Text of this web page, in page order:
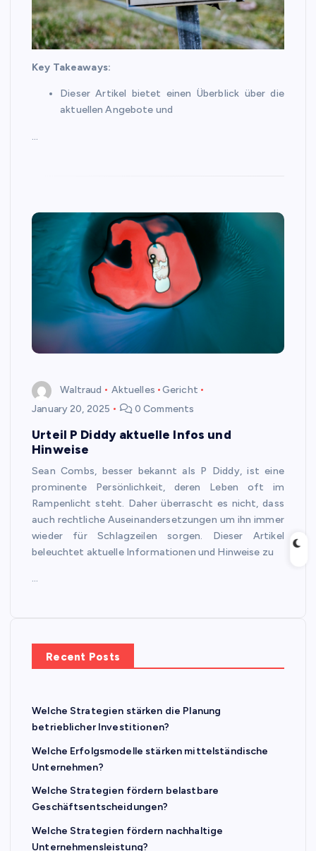
Key Takeaways:
Dieser Artikel bietet einen Überblick über die
aktuellen Angebote und
…
Waltraud Aktuelles
Gericht
January 20, 2025
0 Comments
Urteil P Diddy aktuelle Infos und
Hinweise
Sean Combs, besser bekannt als P Diddy, ist eine
prominente Persönlichkeit, deren Leben oft im
Rampenlicht steht. Daher überrascht es nicht, dass
auch rechtliche Auseinandersetzungen um ihn immer
wieder für Schlagzeilen sorgen. Dieser Artikel
beleuchtet aktuelle Informationen und Hinweise zu
…
Recent Posts
Welche Strategien stärken die Planung
betrieblicher Investitionen?
Welche Erfolgsmodelle stärken mittelständische
Unternehmen?
Welche Strategien fördern belastbare
Geschäftsentscheidungen?
Welche Strategien fördern nachhaltige
Unternehmensleistung?